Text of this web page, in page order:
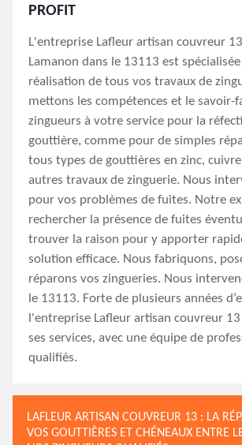
PROFIT
L'entreprise Lafleur artisan couvreur
Lamanon dans le 13113 est
réalisation de tous vos travaux de
mettons les compétences et le savoir-
zingueurs à votre service pour la
gouttière, comme pour de simples
tous types de gouttières en zinc,
autres travaux de zinguerie. Nous
pour vos problèmes de fuites. Notre
rechercher la présence de fuites
trouver la raison pour y apporter
solution efficace. Nous fabriquons,
réparons vos zingueries. Nous
le 13113. Forte de plusieurs années
l'entreprise Lafleur artisan couvreur
ses services, avec une équipe de
qualifiés.
LAFLEUR ARTISAN COUVREUR 13 : LA
VOS GOUTTIÈRES ET CHÉNEAUX ENTRE